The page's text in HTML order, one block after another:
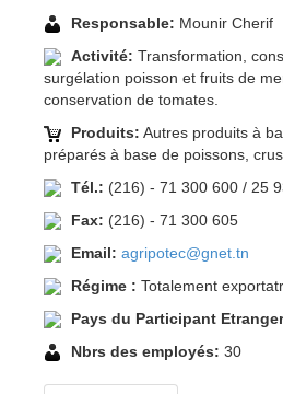
Responsable: Mounir Cherif
Activité: Transformation,
surgélation poisson et fruits de
conservation de tomates.
Produits: Autres produits à
préparés à base de poissons,
Tél.: (216) - 71 300 600 / 25
Fax: (216) - 71 300 605
Email: agripotec@gnet.tn
Régime : Totalement
Pays du Participant
Nbrs des employés: 30